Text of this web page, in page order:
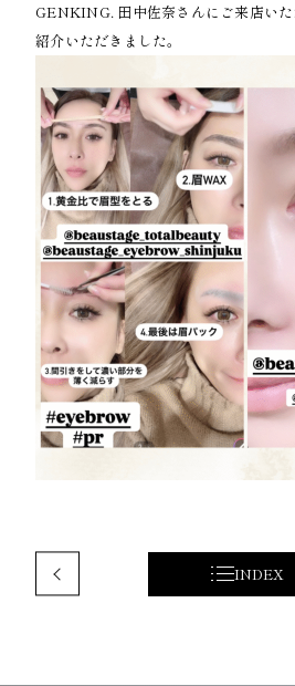
GENKING. 田中佐奈さんにご来店い
紹介いただきました。
INDEX